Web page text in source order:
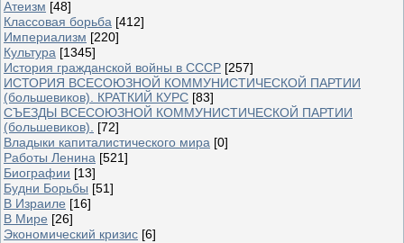
Атеизм [48]
Классовая борьба [412]
Империализм [220]
Культура [1345]
История гражданской войны в СССР [257]
ИСТОРИЯ ВСЕСОЮЗНОЙ КОММУНИСТИЧЕСКОЙ ПАРТИИ
(большевиков). КРАТКИЙ КУРС [83]
СЪЕЗДЫ ВСЕСОЮЗНОЙ КОММУНИСТИЧЕСКОЙ ПАРТИИ
(большевиков).
[72]
Владыки капиталистического мира [0]
Работы Ленина [521]
Биографии [13]
Будни Борьбы [51]
В Израиле [16]
В Мире [26]
Экономический кризис [6]